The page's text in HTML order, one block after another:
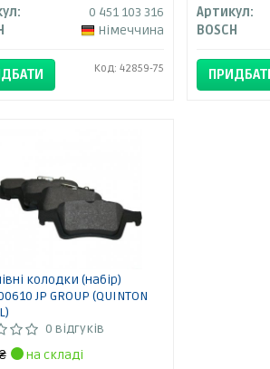
0 451 103 316
Німеччина
Код: 42859-75
Артикул:
BOSCH
колодки (набір)
JP GROUP (QUINTON
0 відгуків
₴
на складі